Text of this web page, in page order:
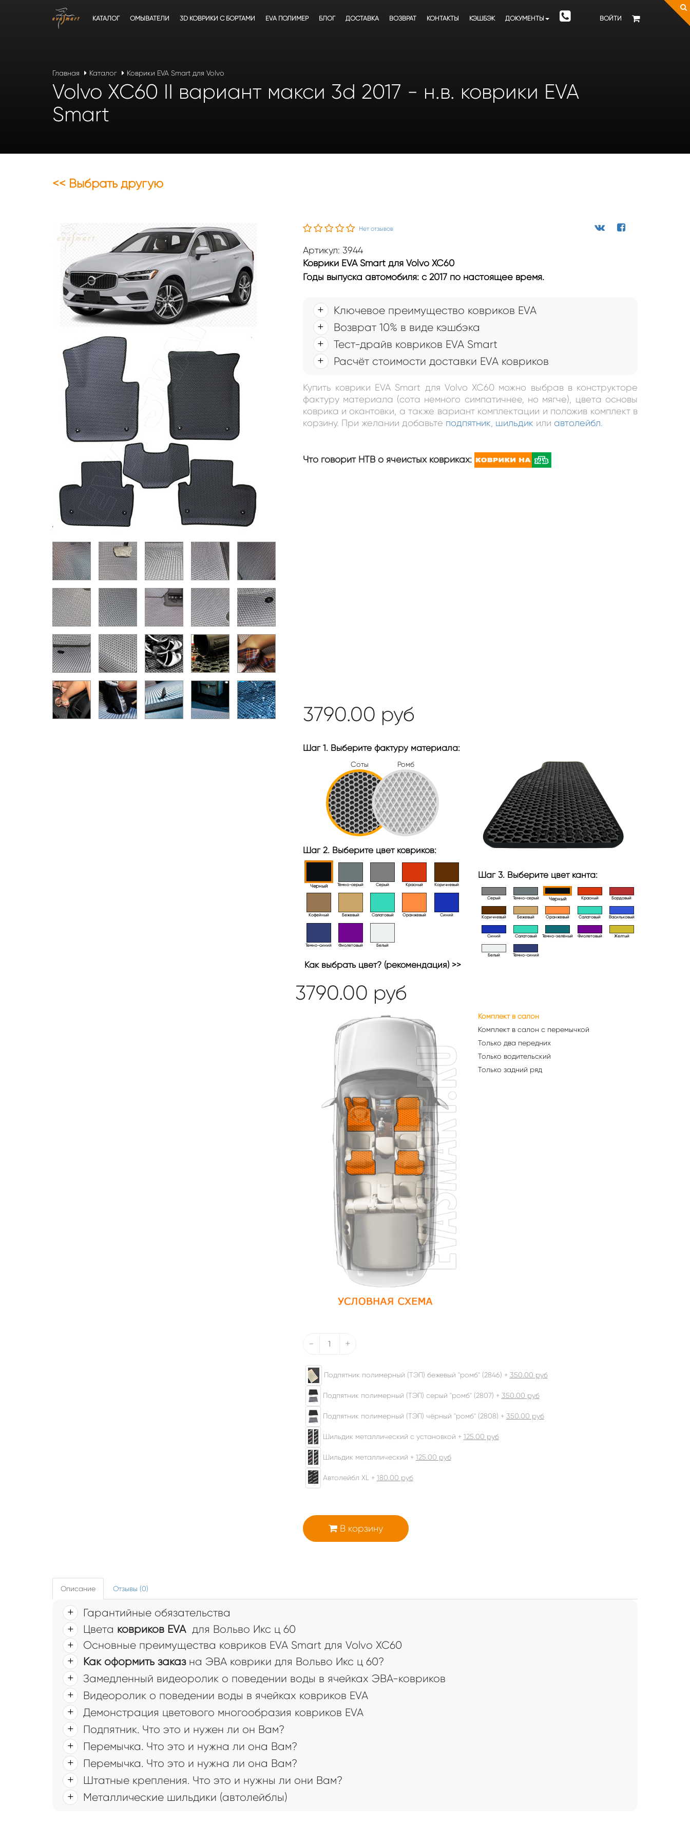
ВОЙТИ
КАТАЛОГ ОМЫВАТЕЛИ 3D КОВРИКИ C БОРТАМИ EVA ПОЛИМЕР БЛОГ ДОСТАВКА ВОЗВРАТ КОНТАКТЫ КЭШБЭК ДОКУМЕНТЫ
Главная Каталог Коврики EVA Smart для Volvo
Volvo XC60 II вариант макси 3d 2017 - н.в. коврики EVA
Smart
<< Выбрать другую
Нет отзывов
Артикул: 3944
Коврики EVA Smart для Volvo XC60
Годы выпуска автомобиля: с 2017 по настоящее время.
Ключевое преимущество ковриков EVA
Возврат 10% в виде кэшбэка
Тест-драйв ковриков EVA Smart
Расчёт стоимости доставки EVA ковриков
Купить коврики EVA Smart для Volvo XC60 можно выбрав в конструкторе
фактуру материала (сота немного симпатичнее, но мягче), цвета основы
коврика и окантовки, а также вариант комплектации и положив комплект в
корзину. При желании добавьте подпятник шильдик или автолейбл.
Что говорит НТВ о ячеистых ковриках:
3790.00 руб
Шаг 1. Выберите фактуру материала:
Соты Ромб
Шаг 2. Выберите цвет ковриков:
Черный Тёмно-серый Серый Красный Коричневый
Кофейный Бежевый Салатовый Оранжевый Синий
Темно-синий Фиолетовый Белый
Как выбрать цвет? (рекомендация) >>
Шаг 3. Выберите цвет канта:
Серый Темно-серый Черный Красный Бордовый
Коричневый Бежевый Оранжевый Салатовый Васильковый
Синий Салатовый Тёмно-зелёный Фиолетовый Желтый
Белый Тёмно-синий
3790.00 руб
Комплект в салон
Комплект в салон с перемычкой
Только два передних
Только водительский
Только задний ряд
- +
Подпятник полимерный (ТЭП) бежевый "ромб" (2846) + 350.00 руб
Подпятник полимерный (ТЭП) серый "ромб" (2807) + 350.00 руб
Подпятник полимерный (ТЭП) чёрный "ромб" (2808) + 350.00 руб
Шильдик металлический с установкой + 125.00 руб
Шильдик металлический + 125.00 руб
Автолейбл XL + 180.00 руб
В корзину
Описание Отзывы (0)
Гарантийные обязательства
Цвета ковриков EVAдля Вольво Икс ц 60
Основные преимущества ковриков EVA Smart для Volvo XC60
Как оформить заказна ЭВА коврики для Вольво Икс ц 60?
Замедленный видеоролик о поведении воды в ячейках ЭВА-ковриков
Видеоролик о поведении воды в ячейках ковриков EVA
Демонстрация цветового многообразия ковриков EVA
Подпятник. Что это и нужен ли он Вам?
Перемычка. Что это и нужна ли она Вам?
Перемычка. Что это и нужна ли она Вам?
Штатные крепления. Что это и нужны ли они Вам?
Металлические шильдики (автолейблы)